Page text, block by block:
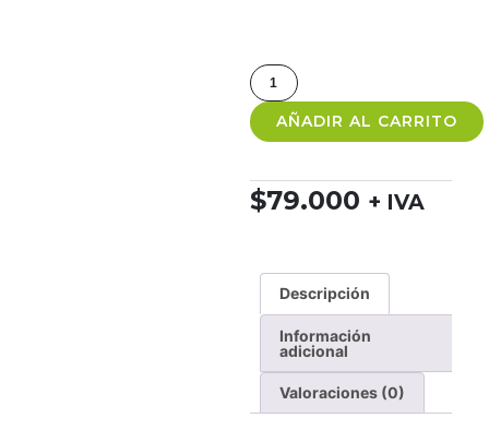
AÑADIR AL CARRITO
$79.000 + IVA
Descripción
Información
adicional
Valoraciones (0)